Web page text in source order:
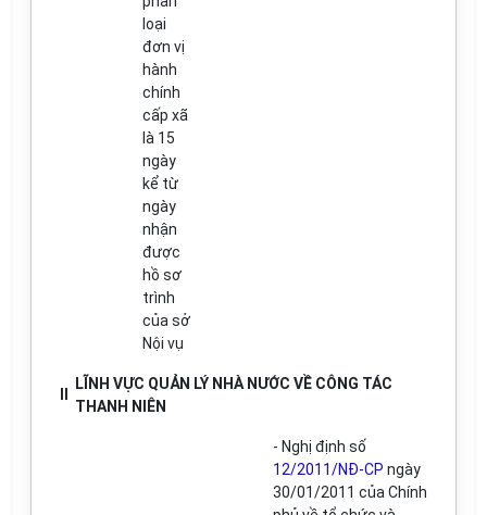
loại
đơn vị
hành
chính
cấp xã
là 15
ngày
kể từ
ngày
nhận
được
hồ sơ
trình
của sở
Nội vụ
LĨNH VỰC QUẢN LÝ NHÀ NƯỚC VỀ CÔNG TÁC
THANH NIÊN
- Nghị định số
12/2011/NĐ-CP ngày
30/01/2011 của Chính